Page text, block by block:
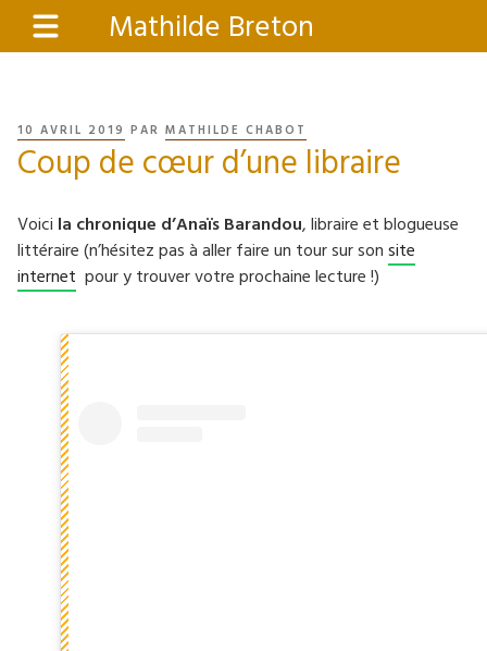
Mathilde Breton
Menu
PUBLIÉ
LE
10 AVRIL 2019 PAR MATHILDE CHABOT
Coup de cœur d’une libraire
Voici la chronique d’Anaïs Barandou, libraire et blogueuse
littéraire (n’hésitez pas à aller faire un tour sur sonsite
internet pour y trouver votre prochaine lecture !)